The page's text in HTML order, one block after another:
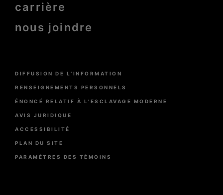
carrière
nous joindre
Menu
de
page
DIFFUSION DE L’INFORMATION
RENSEIGNEMENTS PERSONNELS
ÉNONCÉ RELATIF À L’ESCLAVAGE MODERNE
AVIS JURIDIQUE
ACCESSIBILITÉ
PLAN DU SITE
PARAMÈTRES DES TÉMOINS